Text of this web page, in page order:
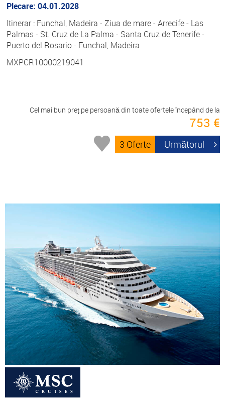
Plecare: 04.01.2028
Itinerar : Funchal, Madeira - Ziua de mare - Arrecife - Las
Palmas - St. Cruz de La Palma - Santa Cruz de Tenerife -
Puerto del Rosario - Funchal, Madeira
MXPCR10000219041
Cel mai bun preț pe persoană din toate ofertele începând de la
753 €
3 Oferte Următorul